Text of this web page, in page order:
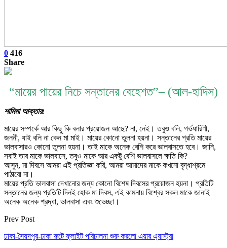
0 416
Share
“মায়ের পায়ের নিচে সন্তানের বেহেশত”– (আল-হাদিস)
শামিমা আক্তার:
মায়ের সম্পর্কে আর কিছু কি বলার প্রয়োজন আছে? না, নেই। তবুও বলি, গর্ভধারিণী,
জননী, যাই বলি না কেন মা মাই। মায়ের কোনো তুলনা হয়না। সন্তানের প্রতি মায়ের
ভালবাসারও কোনো তুলনা হয়না। তাই মাকে অনেক বেশি করে ভালবাসতে হবে। জানি,
সবাই তার মাকে ভালবাসে, তবুও মাকে আর একটু বেশি ভালবাসলে ক্ষতি কি?
আসুন, মা দিবসে আমরা এই প্রতিজ্ঞা করি, আমরা আমাদের মাকে কখনো বৃদ্ধাশ্রমে
পাঠাবো না।
মায়ের প্রতি ভালবাসা দেখানোর জন্য কোনো বিশেষ দিবসের প্রয়োজন হয়না। প্রতিটি
সন্তানের জন্য প্রতিটি দিনই হোক মা দিবস, এই কামনায় বিশ্বের সকল মাকে জানাই
অনেক অনেক শ্রদ্ধা, ভালবাসা এবং শুভেচ্ছা।
Prev Post
ঢাকা-সৈয়দপুর-ঢাকা রুটে ফ্লাইট পরিচালনা শুরু করলো এয়ার এ্যাস্ট্রা